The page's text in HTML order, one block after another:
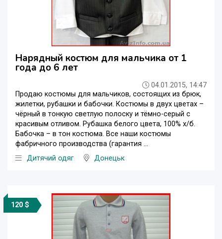
Нарядный костюм для мальчика от 1
года до 6 лет
04.01.2015, 14:47
Продаю костюмы для мальчиков, состоящих из брюк,
жилетки, рубашки и бабочки. Костюмы в двух цветах –
чёрный в тонкую светлую полоску и тёмно-серый с
красивым отливом. Рубашка белого цвета, 100% х/б.
Бабочка – в тон костюма. Все наши костюмы
фабричного производства (гарантия ...
Дитячий одяг
Донецьк
120 $